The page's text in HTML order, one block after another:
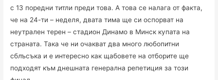
с 13 поредни титли преди това. А това се налага от факта,
че на 24-ти – неделя, двата тима ще си оспорват на
неутрален терен – стадион Динамо в Минск купата на
страната. Така че ни очакват два много любопитни
сблъсъка и е интересно как щабовете на отборите ще
подходят към днешната генерална репетиция за този